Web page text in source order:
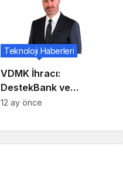
VDMK İhracı:
DestekBank ve
TeamSec İş Birliği
Teknoloji Haberleri
12 ay önce